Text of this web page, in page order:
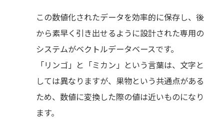
この数値化されたデータを効率的に保存し、後
から素早く引き出せるように設計された専用の
システムがベクトルデータベースです。
「リンゴ」と「ミカン」という言葉は、文字と
しては異なりますが、果物という共通点がある
ため、数値に変換した際の値は近いものになり
ます。